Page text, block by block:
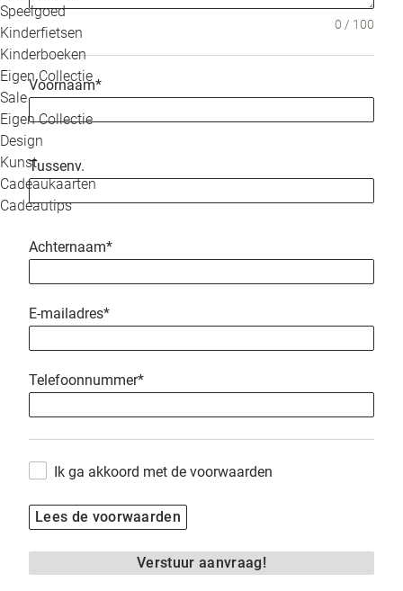
Speelgoed
Kinderfietsen
Kinderboeken
Eigen Collectie
Sale
Eigen Collectie
Design
Kunst
Cadeaukaarten
Cadeautips
0 / 100
Voornaam*
Tussenv.
Achternaam*
E-mailadres*
Telefoonnummer*
Ik ga akkoord met de voorwaarden
Lees de voorwaarden
Verstuur aanvraag!